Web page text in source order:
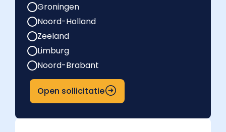
Groningen
Noord-Holland
Zeeland
Limburg
Noord-Brabant
Open sollicitatie